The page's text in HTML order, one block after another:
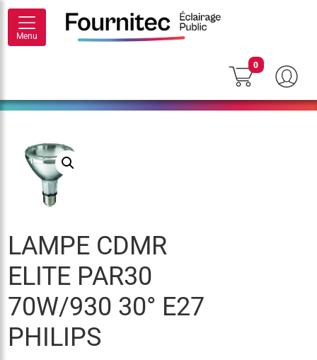
Menu
0
LAMPE CDMR
ELITE PAR30
70W/930 30° E27
PHILIPS